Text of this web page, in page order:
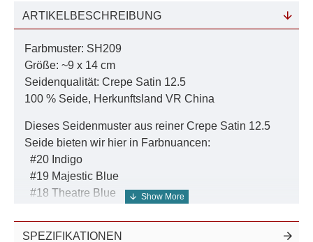
ARTIKELBESCHREIBUNG
Farbmuster: SH209
Größe: ~9 x 14 cm
Seidenqualität: Crepe Satin 12.5
100 % Seide, Herkunftsland VR China
Dieses Seidenmuster aus reiner Crepe Satin 12.5
Seide bieten wir hier in Farbnuancen:
#20 Indigo
#19 Majestic Blue
#18 Theatre Blue
SPEZIFIKATIONEN